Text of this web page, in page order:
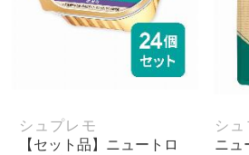
シュプレモ
【セット品】ニュートロ
シュ
ニュ